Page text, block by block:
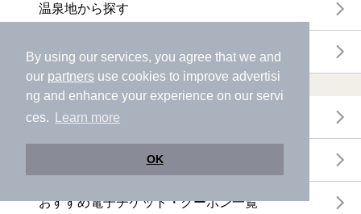
By using our services, you agree that we and
our partners use cookies to improve advertisi
ng and enhance your experience on our servi
ces.
Learn more
OK
温泉地から探す
関連キーワードから探す
おトクに利用する
電子チケットが利用できる施設一覧
クーポンが利用できる施設一覧
おすすめ電子チケット・クーポン一覧